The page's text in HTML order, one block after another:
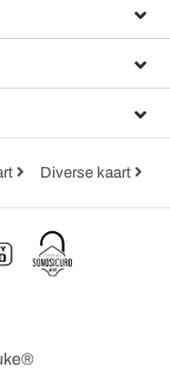
Diverse kaart